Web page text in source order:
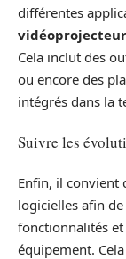
différentes
vidéoprojecteur
Cela inclut des
ou encore des
intégrés dans la
Suivre les
Enfin, il convient
logicielles afin de
fonctionnalités et
équipement.